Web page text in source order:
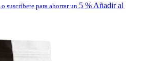
o suscríbete para ahorrar un 5 % Añadir al